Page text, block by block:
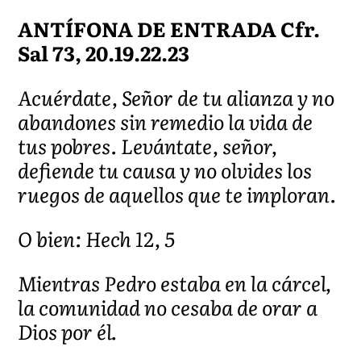
ANTÍFONA DE ENTRADA Cfr.
Sal 73, 20.19.22.23
Acuérdate, Señor de tu alianza y no
abandones sin remedio la vida de
tus pobres. Levántate, señor,
defiende tu causa y no olvides los
ruegos de aquellos que te imploran.
O bien: Hech 12, 5
Mientras Pedro estaba en la cárcel,
la comunidad no cesaba de orar a
Dios por él.